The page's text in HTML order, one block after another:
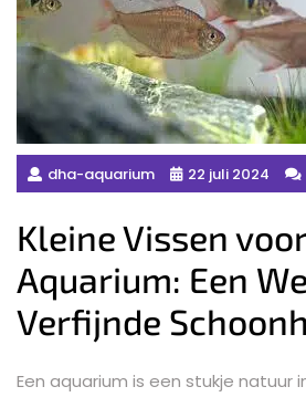
dha-aquarium 22 juli 2024
Kleine Vissen
Aquarium: Een
Verfijnde
Een aquarium is een stukje natuur